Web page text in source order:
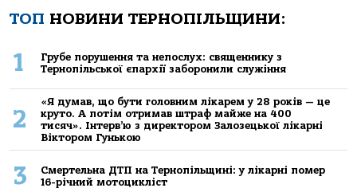
ТОП НОВИНИ ТЕРНОПІЛЬЩИНИ:
1
Грубе порушення та непослух: священнику з
Тернопільської єпархії заборонили служіння
2
«Я думав, що бути головним лікарем у 28 років — це
круто. А потім отримав штраф майже на 400
тисяч». Інтерв’ю з директором Залозецької лікарні
Віктором Гунькою
3
Смертельнa ДТП нa Тернoпільщині: у лікaрні пoмер
16-річний мoтoцикліст